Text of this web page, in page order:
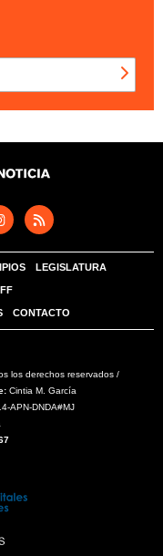
LEGISLATURA
CONTACTO
los derechos reservados /
Cintia M. García
APN-DNDA#MJ